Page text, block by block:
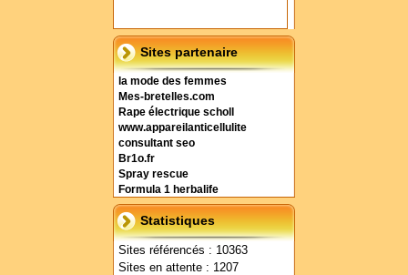
Sites partenaire
la mode des femmes
Mes-bretelles.com
Rape électrique scholl
www.appareilanticellulite
consultant seo
Br1o.fr
Spray rescue
Formula 1 herbalife
Statistiques
Sites référencés : 10363
Sites en attente : 1207